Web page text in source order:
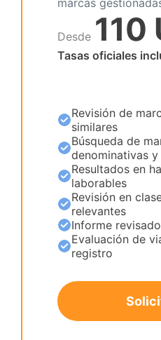
marcas
Desde 110
Tasas oficiales
Revisión de
similares
Búsqueda de
denominativas
Resultados en
laborables
Revisión en
relevantes
Informe
Evaluación de
registro